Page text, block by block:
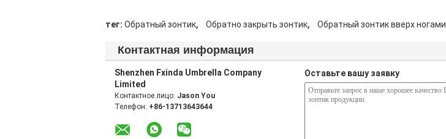
тег: Обратный зонтик, Обратно закрыть зонтик, Обратный зонтик вверх ногами
Контактная информация
Shenzhen Fxinda Umbrella Company
Limited
Контактное лицо: Jason You
Телефон: +86-13713643644
Оставьте вашу заявку